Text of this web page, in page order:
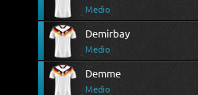
Medio
Demirbay
Medio
Demme
Medio